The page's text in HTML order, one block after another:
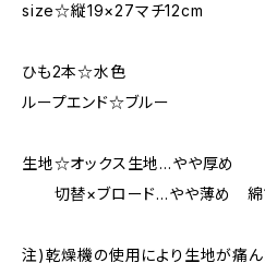
size☆縦19×27マチ12cm
ひも2本☆水色
ループエンド☆ブルー
生地☆オックス生地…やや厚め
切替×ブロード…やや薄め 綿
注)乾燥機の使用により生地が痛ん